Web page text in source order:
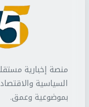
منصة إخبارية
السياسية
بموضوعية وعمق.